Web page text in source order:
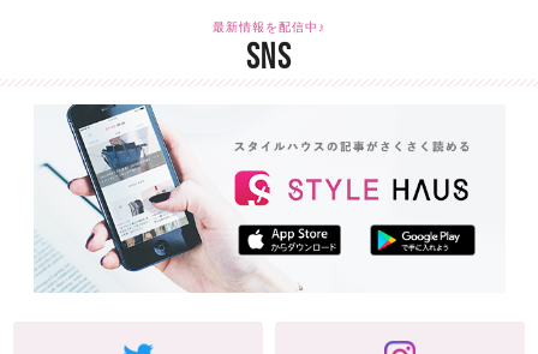
最新情報を配信中♪
SNS